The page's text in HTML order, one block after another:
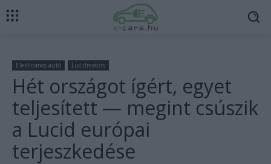
Elektromos autó Lucidmotors
Hét országot ígért, egyet
teljesített — megint csúszik
a Lucid európai
terjeszkedése